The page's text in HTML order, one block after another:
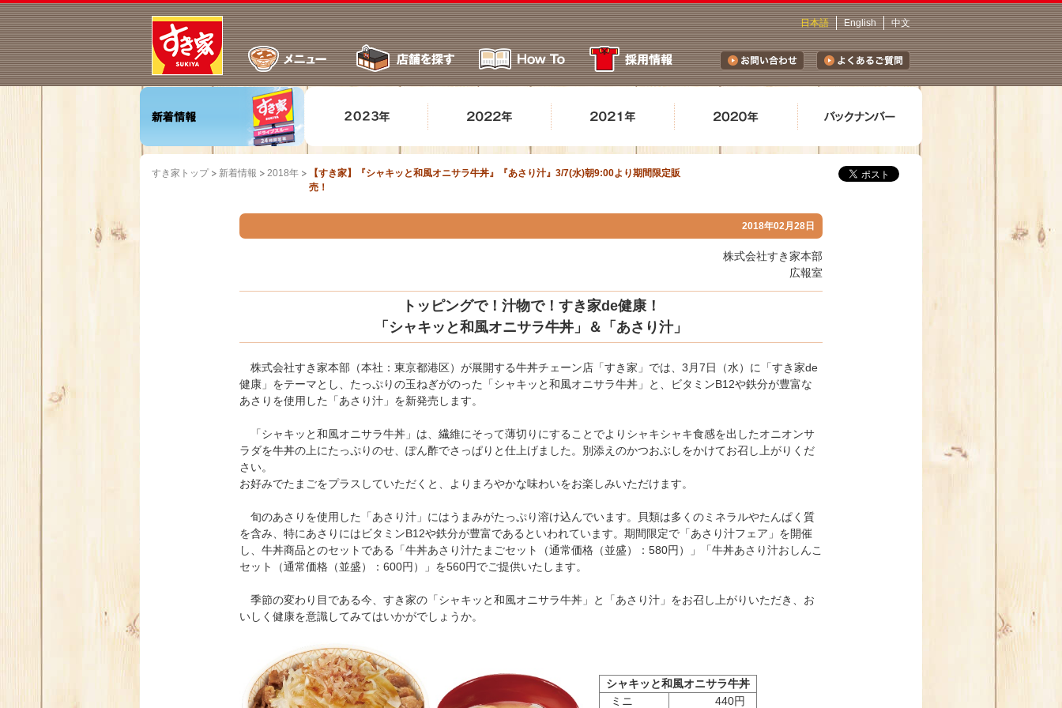
日本語 English 中文
すき家トップ 新着情報 2018年
【すき家】『シャキッと和風オニサラ牛丼』『あさり汁』3/7(水)朝9:00より期間限定販
売！
2018年02月28日
株式会社すき家本部
広報室
トッピングで！汁物で！すき家de健康！
「シャキッと和風オニサラ牛丼」＆「あさり汁」
株式会社すき家本部（本社：東京都港区）が展開する牛丼チェーン店「すき家」では、3月7日（水）に「すき家de
健康」をテーマとし、たっぷりの玉ねぎがのった「シャキッと和風オニサラ牛丼」と、ビタミンB12や鉄分が豊富な
あさりを使用した「あさり汁」を新発売します。
「シャキッと和風オニサラ牛丼」は、繊維にそって薄切りにすることでよりシャキシャキ食感を出したオニオンサ
ラダを牛丼の上にたっぷりのせ、ぽん酢でさっぱりと仕上げました。別添えのかつおぶしをかけてお召し上がりくだ
さい。
お好みでたまごをプラスしていただくと、よりまろやかな味わいをお楽しみいただけます。
旬のあさりを使用した「あさり汁」にはうまみがたっぷり溶け込んでいます。貝類は多くのミネラルやたんぱく質
を含み、特にあさりにはビタミンB12や鉄分が豊富であるといわれています。期間限定で「あさり汁フェア」を開催
し、牛丼商品とのセットである「牛丼あさり汁たまごセット（通常価格（並盛）：580円）」「牛丼あさり汁おしんこ
セット（通常価格（並盛）：600円）」を560円でご提供いたします。
季節の変わり目である今、すき家の「シャキッと和風オニサラ牛丼」と「あさり汁」をお召し上がりいただき、お
いしく健康を意識してみてはいかがでしょうか。
シャキッと和風オニサラ牛丼
ミニ
440円